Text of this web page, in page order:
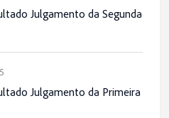
Julgamento da Segunda
Julgamento da Primeira